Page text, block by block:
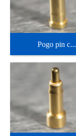
Pogo pin c...